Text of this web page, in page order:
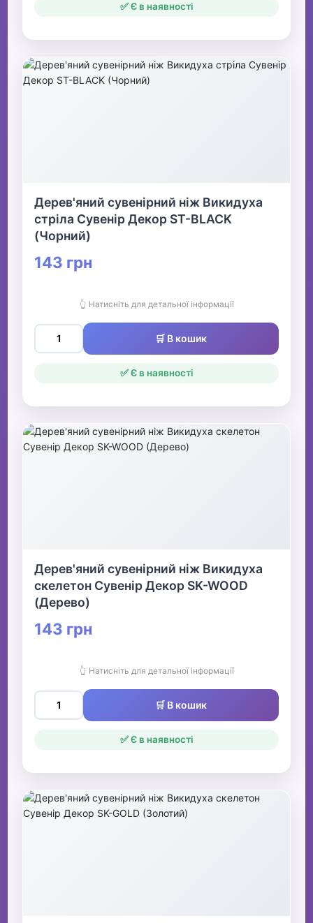
✅ Є в наявності
Дерев'яний сувенірний ніж Викидуха
стріла Сувенір Декор ST-BLACK
(Чорний)
143 грн
👆 Натисніть для детальної інформації
🛒 В кошик
✅ Є в наявності
Дерев'яний сувенірний ніж Викидуха
скелетон Сувенір Декор SK-WOOD
(Дерево)
143 грн
👆 Натисніть для детальної інформації
🛒 В кошик
✅ Є в наявності